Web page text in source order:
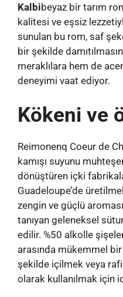
Kalbibeyaz bir tarım
kalitesi ve eşsiz
sunulan bu rom, saf
bir şekilde
meraklılara hem de
deneyimi vaat ediyor.
Kökeni ve
Reimonenq Coeur de
kamışı suyunu
dönüştüren içki
Guadeloupe’de
zengin ve güçlü
tanıyan geleneksel
edilir. %50 alkolle
arasında mükemmel
şekilde içilmek veya
olarak kullanılmak için